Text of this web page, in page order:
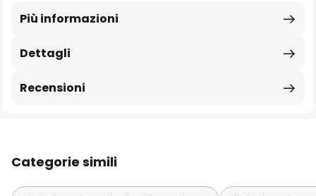
Dettagli
Più informazioni
Recensioni
Categorie simili